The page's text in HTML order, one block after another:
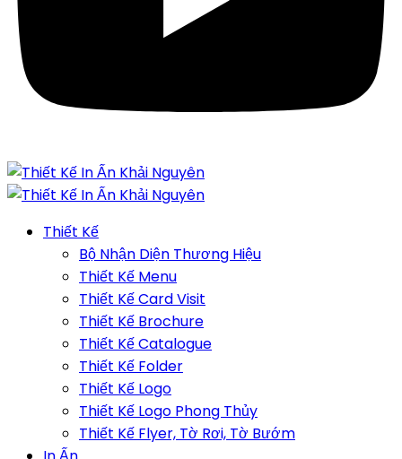
Thiết Kế
Bộ Nhận Diện Thương Hiệu
Thiết Kế Menu
Thiết Kế Card Visit
Thiết Kế Brochure
Thiết Kế Catalogue
Thiết Kế Folder
Thiết Kế Logo
Thiết Kế Logo Phong Thủy
Thiết Kế Flyer, Tờ Rơi, Tờ Bướm